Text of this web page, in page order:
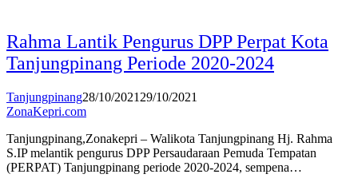
Rahma Lantik Pengurus DPP Perpat Kota
Tanjungpinang Periode 2020-2024
Tanjungpinang28/10/2021 29/10/2021
ZonaKepri.com
Tanjungpinang,Zonakepri – Walikota Tanjungpinang Hj. Rahma
S.IP melantik pengurus DPP Persaudaraan Pemuda Tempatan
(PERPAT) Tanjungpinang periode 2020-2024, sempena…